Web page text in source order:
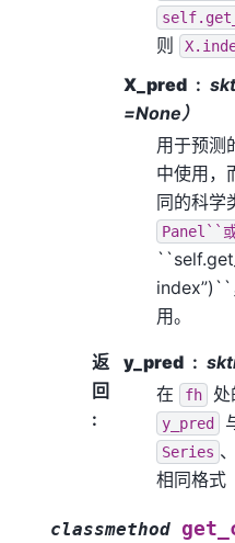
则
X_pred
=None）
用于预测
中使用
同的科学
Panel``
index”)``
用。
返
回
:
y_pred
在
fh
y_pred
Series 、
相同格式
classmethod